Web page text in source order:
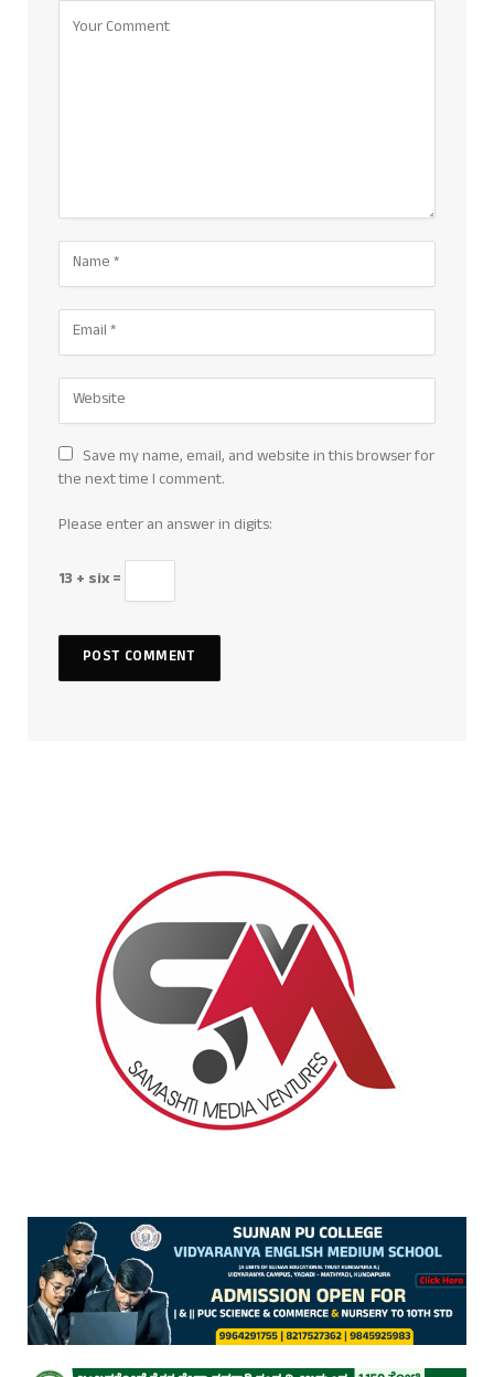
Save my name, email, and website in this browser for
the next time I comment.
Please enter an answer in digits:
13 + six =